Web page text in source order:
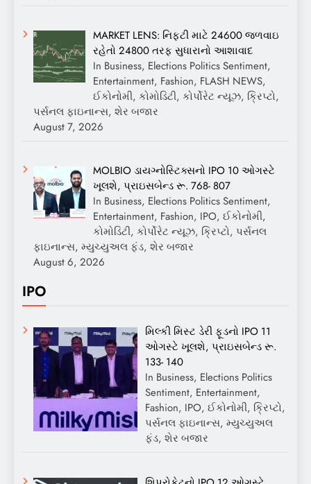
MARKET LENS: નિફ્ટી માટે 24600 જળવાઇ
રહેતો 24800 તરફ સુધારાનો આશાવાદ
In Business, Elections Politics Sentiment,
Entertainment, Fashion, FLASH NEWS,
ઈકોનોમી, કોમોડિટી, કોર્પોરેટ ન્યૂઝ, ક્રિપ્ટો,
પર્સનલ ફાઇનાન્સ, શેર બજાર
August 7, 2026
MOLBIO ડાયગ્નોસ્ટિક્સનો IPO 10 ઓગસ્ટે
ખૂલશે, પ્રાઇસબેન્ડ રૂ. 768- 807
In Business, Elections Politics Sentiment,
Entertainment, Fashion, IPO, ઈકોનોમી,
કોમોડિટી, કોર્પોરેટ ન્યૂઝ, ક્રિપ્ટો, પર્સનલ
ફાઇનાન્સ, મ્યુચ્યુઅલ ફંડ, શેર બજાર
August 6, 2026
IPO
મિલ્કી મિસ્ટ ડેરી ફૂડનો IPO 11
ઓગસ્ટે ખૂલશે, પ્રાઇસબેન્ડ રૂ.
133- 140
In Business, Elections Politics
Sentiment, Entertainment,
Fashion, IPO, ઈકોનોમી, ક્રિપ્ટો,
પર્સનલ ફાઇનાન્સ, મ્યુચ્યુઅલ
ફંડ, શેર બજાર